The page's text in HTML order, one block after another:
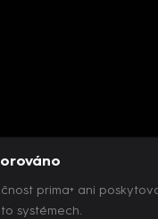
prima+ ani
systémech.